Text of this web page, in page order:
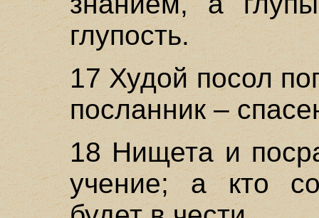
глупость.
17 Худой посол
посланник –
18 Нищета и
учение; а кто